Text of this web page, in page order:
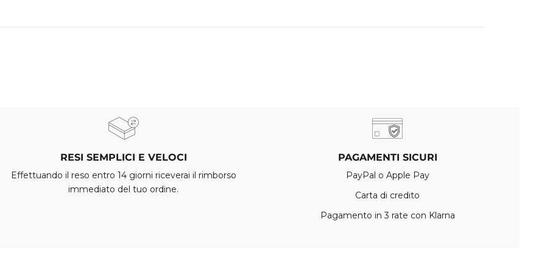
RESI SEMPLICI E VELOCI
Effettuando il reso entro 14 giorni riceverai il rimborso
immediato del tuo ordine.
PAGAMENTI SICURI
PayPal o Apple Pay
Carta di credito
Pagamento in 3 rate con Klarna